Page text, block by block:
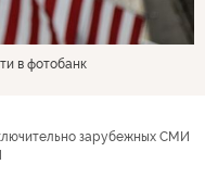
в фотобанк
зарубежных СМИ